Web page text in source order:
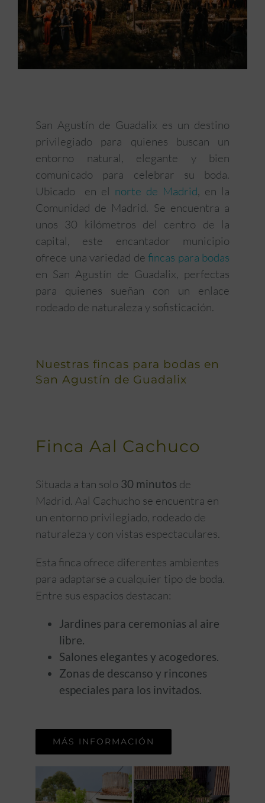
San Agustín de Guadalix es un destino
privilegiado para quienes buscan un
entorno natural, elegante y bien
comunicado para celebrar su boda.
Ubicado en el norte de Madrid, en la
Comunidad de Madrid. Se encuentra a
unos 30 kilómetros del centro de la
capital, este encantador municipio
ofrece una variedad de fincas para bodas
en San Agustín de Guadalix, perfectas
para quienes sueñan con un enlace
rodeado de naturaleza y sofisticación.
Nuestras fincas para bodas en
San Agustín de Guadalix
Finca Aal Cachuco
Situada a tan solo 30 minutos de
Madrid. Aal Cachucho se encuentra en
un entorno privilegiado, rodeado de
naturaleza y con vistas espectaculares.
Esta finca ofrece diferentes ambientes
para adaptarse a cualquier tipo de boda.
Entre sus espacios destacan:
Jardines para ceremonias al aire
libre.
Salones elegantes y acogedores.
Zonas de descanso y rincones
especiales para los invitados.
MÁS INFORMACIÓN